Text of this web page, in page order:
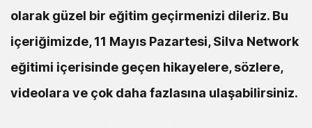
olarak güzel bir eğitim geçirmenizi dileriz. Bu
içeriğimizde, 11 Mayıs Pazartesi, Silva Network
eğitimi içerisinde geçen hikayelere, sözlere,
videolara ve çok daha fazlasına ulaşabilirsiniz.